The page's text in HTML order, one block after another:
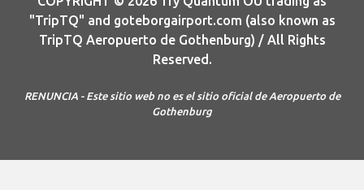
"TripTQ" and goteborgairport.com (also known as
TripTQ Aeropuerto de Gothenburg) / All Rights
Reserved.
RENUNCIA - Este sitio web no es el sitio oficial de Aeropuerto de
Gothenburg